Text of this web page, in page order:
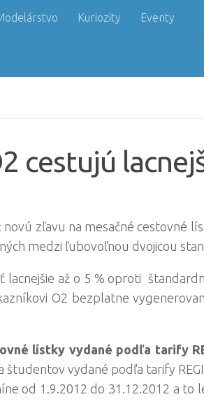
Kuriozity Eventy
cestujú
zľavu na mesačné cestovné
medzi ľubovoľnou dvojicou
lacnejšie až o 5 % oproti
O2 bezplatne
lístky vydané podľa tarify
študentov vydané podľa tarify
od 1.9.2012 do 31.12.2012 a to